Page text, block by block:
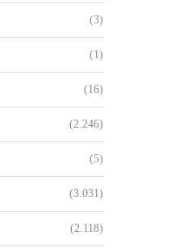
(3)
(1)
(16)
(2.246)
(5)
(3.031)
(2.118)